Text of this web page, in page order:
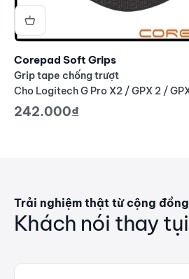
Corepad Soft Grips
Grip tape chống trượt
Cho Logitech G Pro X2 / GPX 2 /
Giá giảm
242.000₫
Trải nghiệm thật từ cộng
Khách nói thay